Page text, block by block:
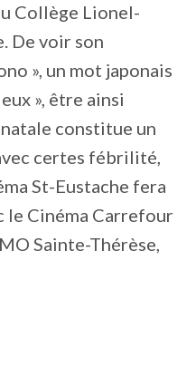
Collège Lionel-
De voir son
», un mot japonais
», être ainsi
constitue un
certes fébrilité,
St-Eustache fera
le Cinéma Carrefour
Sainte-Thérèse,